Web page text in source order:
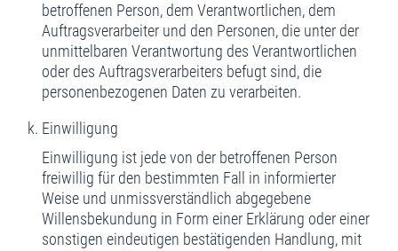
betroffenen Person, dem Verantwortlichen, dem
Auftragsverarbeiter und den Personen, die unter der
unmittelbaren Verantwortung des Verantwortlichen
oder des Auftragsverarbeiters befugt sind, die
personenbezogenen Daten zu verarbeiten.
Einwilligung
Einwilligung ist jede von der betroffenen Person
freiwillig für den bestimmten Fall in informierter
Weise und unmissverständlich abgegebene
Willensbekundung in Form einer Erklärung oder einer
sonstigen eindeutigen bestätigenden Handlung, mit